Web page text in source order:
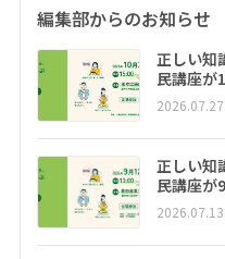
編集部からのお知らせ
正しい
民講座が
正しい
民講座が